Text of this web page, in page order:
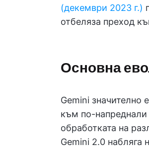
(декември 2023 г.)
отбеляза преход
Основна
Gemini значително
към по-
обработката на
Gemini 2.0 набляга